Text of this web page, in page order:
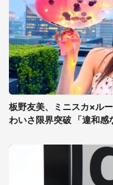
板野友美、ミニスカ×ル
わいさ限界突破 「違和感